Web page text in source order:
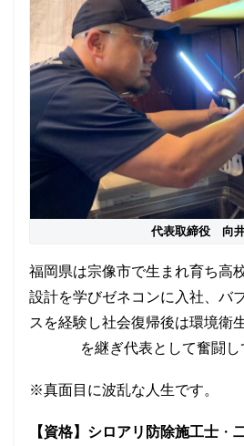
代表取締役 向
福岡県は宗像市で生まれ育ち高
設計を学びゼネコンに入社、バ
スを経験し社会復帰後は環境衛
を継ぎ代表として奮闘し
※真面目に波乱な人生です。
【資格】シロアリ防除施工士 ・